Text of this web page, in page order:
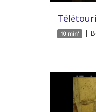
10 min' |